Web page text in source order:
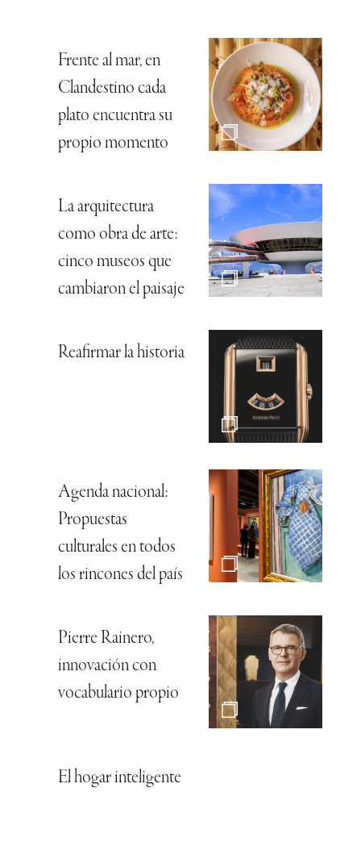
Frente al mar, en
Clandestino cada
plato encuentra su
propio momento
La arquitectura
como obra de arte:
cinco museos que
cambiaron el paisaje
Reafirmar la historia
Agenda nacional:
Propuestas
culturales en todos
los rincones del país
Pierre Rainero,
innovación con
vocabulario propio
El hogar inteligente